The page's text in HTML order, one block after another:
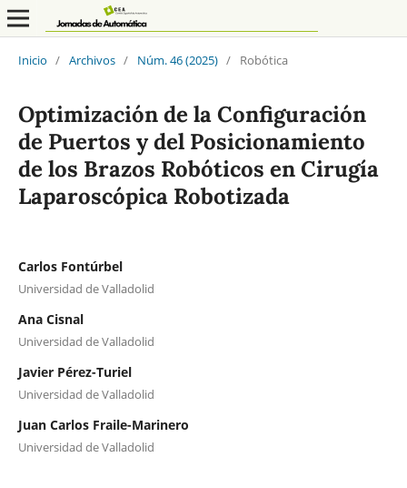
Inicio / Archivos / Núm. 46 (2025) / Robótica
Optimización de la Configuración
de Puertos y del Posicionamiento
de los Brazos Robóticos en Cirugía
Laparoscópica Robotizada
Carlos Fontúrbel
Universidad de Valladolid
Ana Cisnal
Universidad de Valladolid
Javier Pérez-Turiel
Universidad de Valladolid
Juan Carlos Fraile-Marinero
Universidad de Valladolid